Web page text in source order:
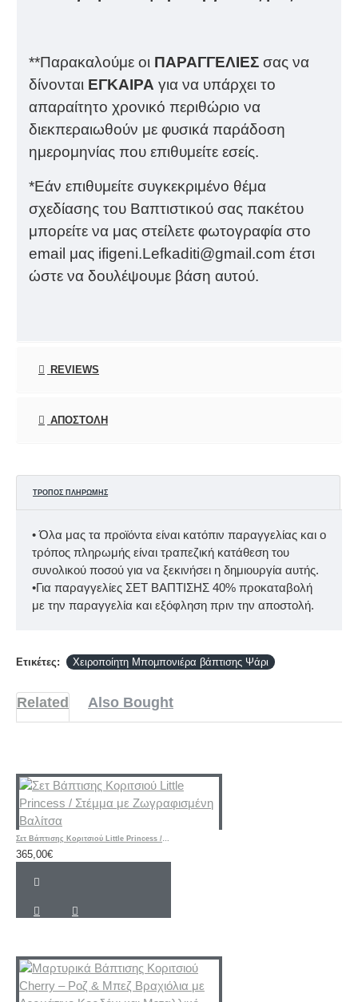
**Παρακαλούμε οι ΠΑΡΑΓΓΕΛΙΕΣ σας να
δίνονται ΕΓΚΑΙΡΑ για να υπάρχει το
απαραίτητο χρονικό περιθώριο να
διεκπεραιωθούν με φυσικά παράδοση
ημερομηνίας που επιθυμείτε εσείς.
*Εάν επιθυμείτε συγκεκριμένο θέμα
σχεδίασης του Βαπτιστικού σας πακέτου
μπορείτε να μας στείλετε φωτογραφία στο
email μας ifigeni.Lefkaditi@gmail.com έτσι
ώστε να δουλέψουμε βάση αυτού.
REVIEWS
ΑΠΟΣΤΟΛΉ
ΤΡΌΠΟΣ ΠΛΗΡΩΜΉΣ
• Όλα μας τα προϊόντα είναι κατόπιν παραγγελίας και ο
τρόπος πληρωμής είναι τραπεζική κατάθεση του
συνολικού ποσού για να ξεκινήσει η δημιουργία αυτής.
•Για παραγγελίες ΣΕΤ ΒΑΠΤΙΣΗΣ 40% προκαταβολή
με την παραγγελία και εξόφληση πριν την αποστολή.
Ετικέτες: Χειροποίητη Μπομπονιέρα βάπτισης Ψάρι
Related Also Bought
365,00€